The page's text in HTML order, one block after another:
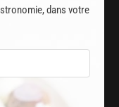
dans votre
!